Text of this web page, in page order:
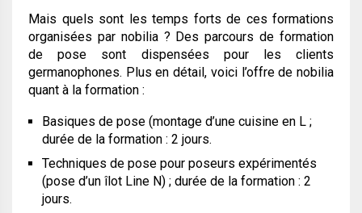
Mais quels sont les temps forts de ces formations
organisées par nobilia ? Des parcours de formation
de pose sont dispensées pour les clients
germanophones. Plus en détail, voici l’offre de nobilia
quant à la formation :
Basiques de pose (montage d’une cuisine en L ;
durée de la formation : 2 jours.
Techniques de pose pour poseurs expérimentés
(pose d’un îlot Line N) ; durée de la formation : 2
jours.